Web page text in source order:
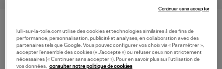
VOS DERNIERS PRODUITS VUS
lulli-sur-la-toile.com utilise des cookies et technologies similaires à des fins de
performance, personnalisation, publicité et analyses, en collaboration avec des
partenaires tels que Google. Vous pouvez configurer vos choix via « Paramétrer »,
accepter l’ensemble des cookies (« J’accepte ») ou refuser ceux non strictement
nécessaires (« Continuer sans accepter »). Pour en savoir plus sur l’utilisation de
vos données, consulter notre politique de cookies
Continuer sans accepter